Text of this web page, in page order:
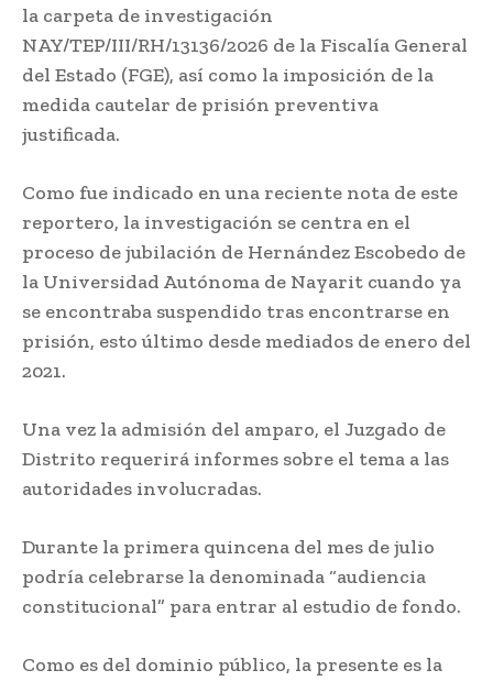
la carpeta de investigación
NAY/TEP/III/RH/13136/2026 de la Fiscalía General
del Estado (FGE), así como la imposición de la
medida cautelar de prisión preventiva
justificada.
Como fue indicado en una reciente nota de este
reportero, la investigación se centra en el
proceso de jubilación de Hernández Escobedo de
la Universidad Autónoma de Nayarit cuando ya
se encontraba suspendido tras encontrarse en
prisión, esto último desde mediados de enero del
2021.
Una vez la admisión del amparo, el Juzgado de
Distrito requerirá informes sobre el tema a las
autoridades involucradas.
Durante la primera quincena del mes de julio
podría celebrarse la denominada “audiencia
constitucional” para entrar al estudio de fondo.
Como es del dominio público, la presente es la